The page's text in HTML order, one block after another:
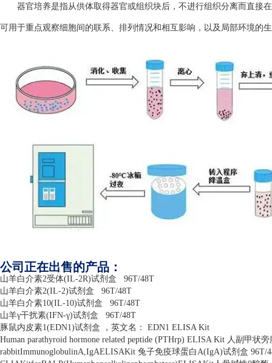
器官培养是指从供体取得器官或组织块后，不进行组织分离而直接
可用于重点观察细胞间的联系、排列情况和相互影响，以及局部环境的
公司正在出售的产品：
山羊白介素2受体(IL-2R)试剂盒
96T/48T
山羊白介素2(IL-2)试剂盒
96T/48T
山羊白介素10(IL-10)试剂盒
96T/48T
山羊γ干扰素(IFN-γ)试剂盒
96T/48T
豚鼠内皮素1(EDN1)试剂盒 ，英文名：
EDN1 ELISA Kit
Human parathyroid hormone related peptide (PTHrp) ELISA Kit 人副甲状
rabbitImmunoglobulinA,IgAELISAKit 兔子免疫球蛋白A(IgA)试剂盒 96T/